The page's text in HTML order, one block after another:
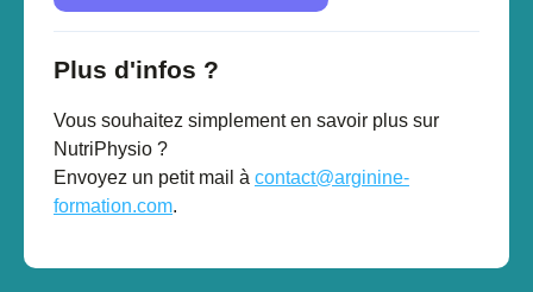
Plus d'infos ?
Vous souhaitez simplement en savoir plus sur
NutriPhysio ?
Envoyez un petit mail à contact@arginine-
formation.com.